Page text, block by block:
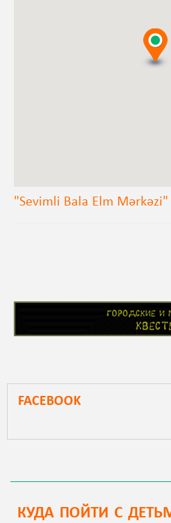
"Sevimli Bala Elm Mərkəzi"
FACEBOOK
КУДА ПОЙТИ С